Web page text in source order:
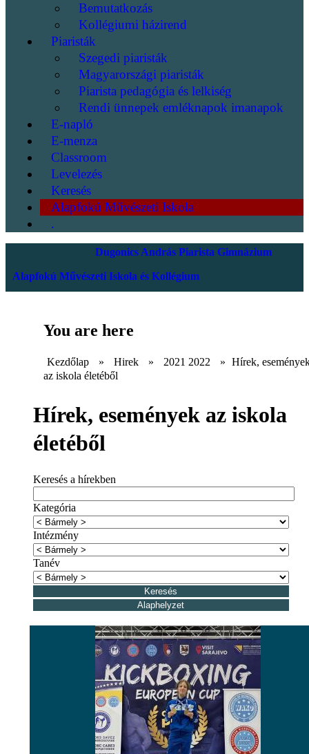
Bemutatkozás
Kollégiumi házirend
Piaristák
Szegedi piaristák
Magyarországi piaristák
Piarista pedagógia és lelkiség
Rendi ünnepek emléknapok imanapok
E-napló
E-menza
Classroom
Levelezés
Keresés
Alapfokú Művészeti Iskola
.
Dugonics András Piarista Gimnázium
Alapfokú Művészeti Iskola és Kollégium
You are here
Kezdőlap » Hirek » 2021 2022 » Hírek,
az iskola életéből
Hírek, események az iskola
életéből
Keresés a hírekben
Kategória
Intézmény
Tanév